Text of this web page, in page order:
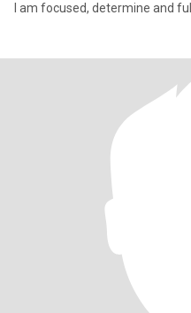
I am focused, determine and